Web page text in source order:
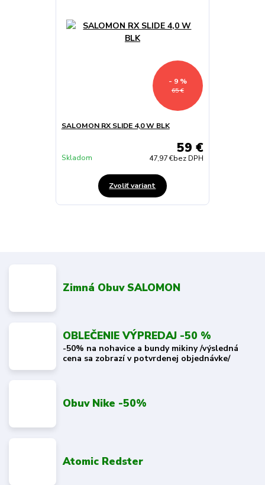
65 €
- 9 %
SALOMON RX SLIDE 4,0 W BLK
59 €
47,97 €bez DPH
Skladom
Zvoliť variant
Zimná Obuv SALOMON
OBLEČENIE VÝPREDAJ -50 %
-50% na nohavice a bundy mikiny /výsledná
cena sa zobrazí v potvrdenej objednávke/
Obuv Nike -50%
Atomic Redster